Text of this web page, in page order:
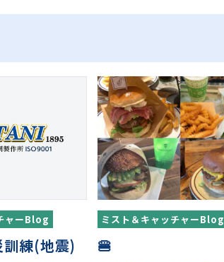
ャーBlog
練(地震)
ミスト＆キャッチャーBlog
🍔